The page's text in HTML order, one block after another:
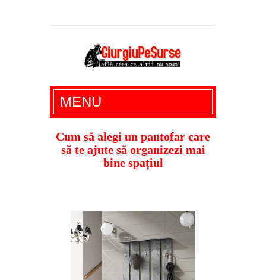
Giurgiu Pe Surse – actualitate giurgiu,
administratie giurgiu, stiri politice, social
economic, editoriale giurgiu, dezvaluiri,
soc, cancan, stiri locale
MENU
Cum să alegi un pantofar care
să te ajute să organizezi mai
bine spațiul